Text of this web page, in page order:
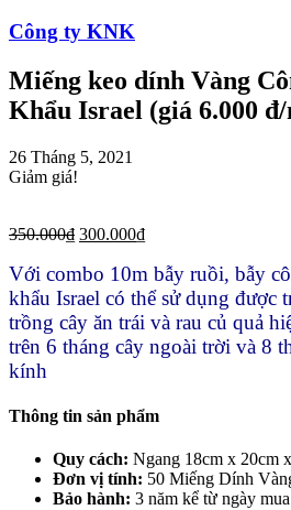
Công ty KNK
Miếng keo dính Vàng
Khẩu Israel (giá 6.000
26 Tháng 5, 2021
Giảm giá!
350.000₫ 300.000₫
Với combo 10m bẫy ruồi, bẫy
khẩu Israel có thể sử dụng được
trồng cây ăn trái và rau củ quả
trên 6 tháng cây ngoài trời và 8
kính
Thông tin sản phẩm
Quy cách: Ngang 18cm x 20cm
Đơn vị tính: 50 Miếng Dính
Bảo hành: 3 năm kể từ ngày mua